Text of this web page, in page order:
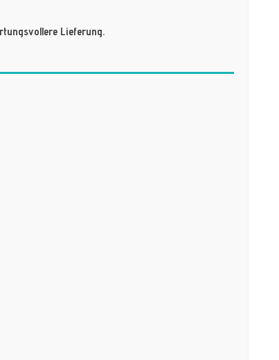
Lieferung.